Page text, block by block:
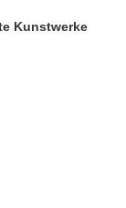
Kunstwerke